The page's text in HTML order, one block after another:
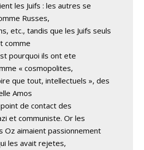
les Juifs : les autres se
Russes,
etc., tandis que les Juifs seuls
comme
pourquoi ils ont ete
« cosmopolites,
que tout, intellectuels », des
Amos
de contact des
et communiste. Or les
Oz aimaient passionnement
les avait rejetes,